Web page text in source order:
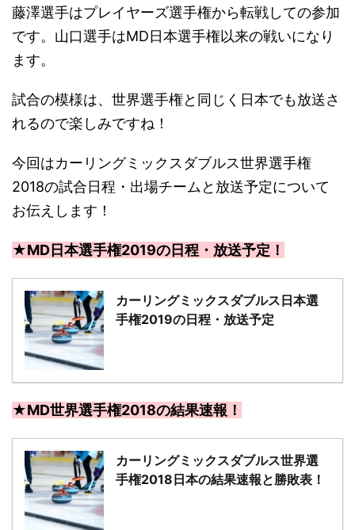
藤澤選手はプレイヤーズ選手権から転戦しての参加
です。山口選手はMD日本選手権以来の戦いになり
ます。
試合の模様は、世界選手権と同じく日本でも放送さ
れるので楽しみですね！
今回はカーリングミックスダブルス世界選手権
2018の試合日程・出場チームと放送予定について
お伝えします！
★MD日本選手権2019の日程・放送予定！
カーリングミックスダブルス日本選
手権2019の日程・放送予定
★MD世界選手権2018の結果速報！
カーリングミックスダブルス世界選
手権2018日本の結果速報と勝敗表！